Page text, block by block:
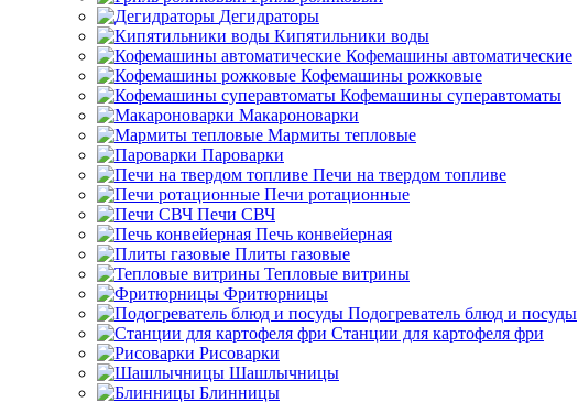
Дегидраторы
Кипятильники воды
Кофемашины автоматические
Кофемашины рожковые
Кофемашины суперавтоматы
Макароноварки
Мармиты тепловые
Пароварки
Печи на твердом топливе
Печи ротационные
Печи СВЧ
Печь конвейерная
Плиты газовые
Тепловые витрины
Фритюрницы
Подогреватель блюд и посуды
Станции для картофеля фри
Рисоварки
Шашлычницы
Блинницы